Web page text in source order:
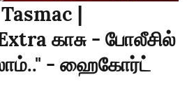
|
காசு - போலீசில்
- ஹைகோர்ட்